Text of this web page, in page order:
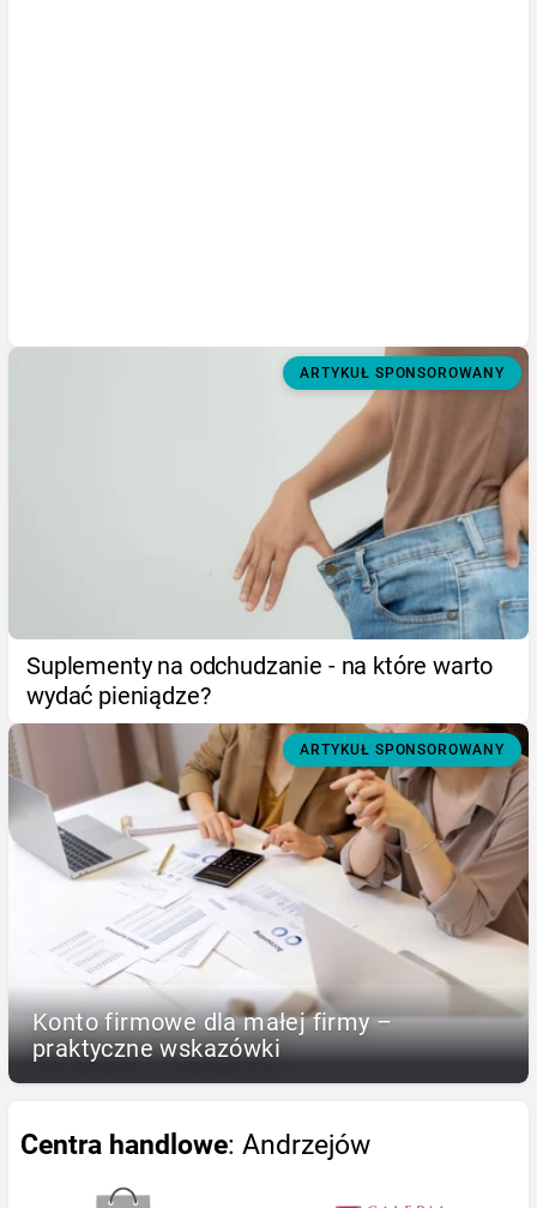
ARTYKUŁ SPONSOROWANY
Suplementy na odchudzanie - na które warto
wydać pieniądze?
ARTYKUŁ SPONSOROWANY
Konto firmowe dla małej firmy –
praktyczne wskazówki
Centra handlowe: Andrzejów